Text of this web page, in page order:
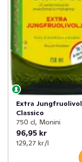
Extra
Classico
750 cl, Monini
96,95 kr
129,27 kr /l